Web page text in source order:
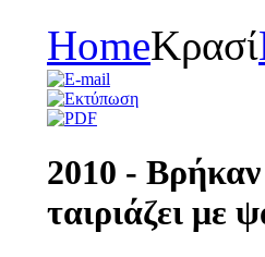
HomeΚρασί
2010 - Βρήκαν
ταιριάζει με